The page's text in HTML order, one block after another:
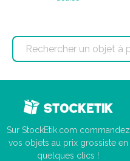
Sur StockEtik.com commandez
vos objets au prix grossiste en
quelques clics !